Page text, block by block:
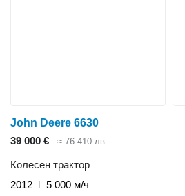
John Deere 6630
39 000 €
≈ 76 410 лв.
Колесен трактор
2012
5 000 м/ч